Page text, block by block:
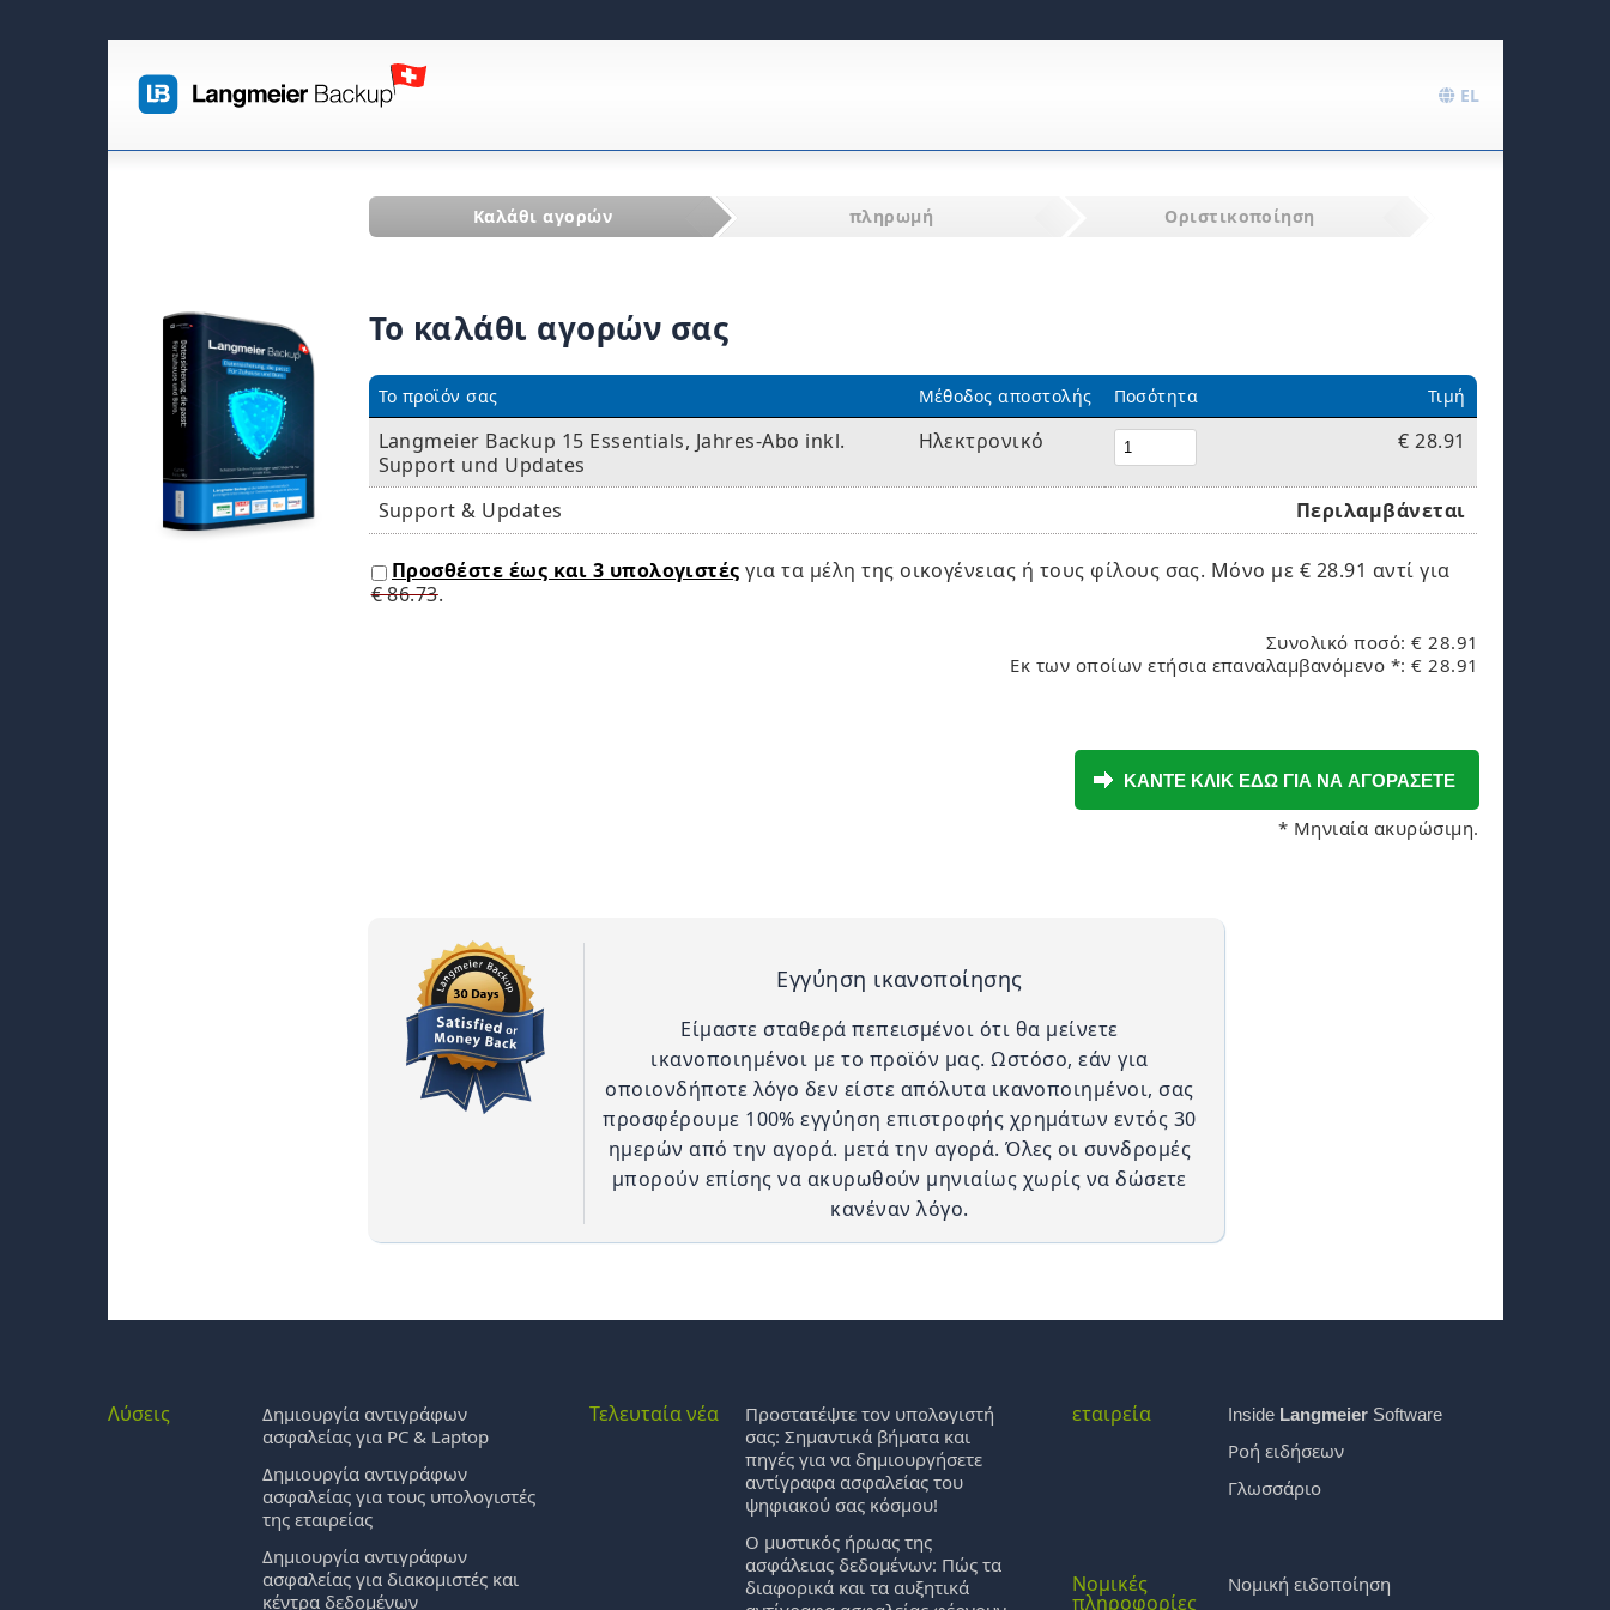
EL
Καλάθι αγορών πληρωμή Οριστικοποίηση
Το καλάθι αγορών σας
Το προϊόν σας Μέθοδος αποστολής Ποσότητα Τιμή
Langmeier Backup 15 Essentials, Jahres-Abo inkl.
Support und Updates
Ηλεκτρονικό € 28.91
Support & Updates Περιλαμβάνεται
Προσθέστε έως και 3 υπολογιστές για τα μέλη της οικογένειας ή τους φίλους σας. Μόνο με € 28.91 αντί για
€ 86.73.
Συνολικό ποσό: € 28.91
Εκ των οποίων ετήσια επαναλαμβανόμενο *: € 28.91
* Μηνιαία ακυρώσιμη.
Εγγύηση ικανοποίησης
Είμαστε σταθερά πεπεισμένοι ότι θα μείνετε
ικανοποιημένοι με το προϊόν μας. Ωστόσο, εάν για
οποιονδήποτε λόγο δεν είστε απόλυτα ικανοποιημένοι, σας
προσφέρουμε 100% εγγύηση επιστροφής χρημάτων εντός 30
ημερών από την αγορά. μετά την αγορά. Όλες οι συνδρομές
μπορούν επίσης να ακυρωθούν μηνιαίως χωρίς να δώσετε
κανέναν λόγο.
Λύσεις
Δημιουργία αντιγράφων
ασφαλείας για PC & Laptop
Δημιουργία αντιγράφων
ασφαλείας για τους υπολογιστές
της εταιρείας
Δημιουργία αντιγράφων
ασφαλείας για διακομιστές και
κέντρα δεδομένων
Τελευταία νέα
Προστατέψτε τον υπολογιστή
σας: Σημαντικά βήματα και
πηγές για να δημιουργήσετε
αντίγραφα ασφαλείας του
ψηφιακού σας κόσμου!
Ο μυστικός ήρωας της
ασφάλειας δεδομένων: Πώς τα
διαφορικά και τα αυξητικά
εταιρεία Inside LangmeierSoftware
Ροή ειδήσεων
Γλωσσάριο
Νομικές
πληροφορίες
Νομική ειδοποίηση